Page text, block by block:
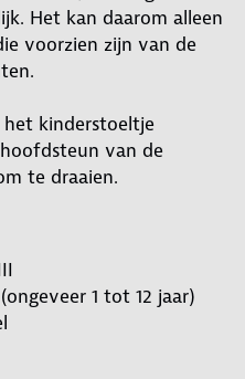
Het kan daarom alleen
voorzien zijn van de
kinderstoeltje
van de
te draaien.
1 tot 12 jaar)